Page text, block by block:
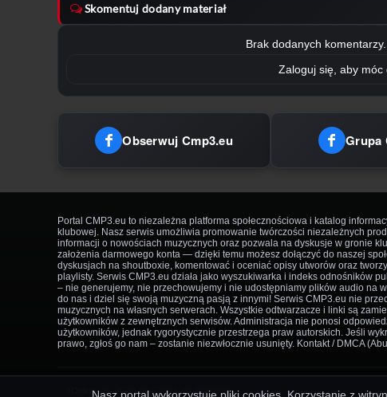
Skomentuj dodany materiał
Brak dodanych
Zaloguj się, aby móc
Obserwuj Cmp3.eu Grupa
Portal CMP3.eu to niezależna platforma społecznościowa i katalog
klubowej. Nasz serwis umożliwia promowanie twórczości niezależnych
informacji o nowościach muzycznych oraz pozwala na dyskusje w gronie
założenia darmowego konta — dzięki temu możesz dołączyć do naszej
dyskusjach na shoutboxie, komentować i oceniać opisy utworów oraz
playlisty. Serwis CMP3.eu działa jako wyszukiwarka i indeks odnośników
– nie generujemy, nie przechowujemy i nie udostępniamy plików audio na
do nas i dziel się swoją muzyczną pasją z innymi! Serwis CMP3.eu nie
muzycznych na własnych serwerach. Wszystkie odtwarzacze i linki są
użytkowników z zewnętrznych serwisów. Administracja nie ponosi
użytkowników, jednak rygorystycznie przestrzega praw autorskich. Jeśli
prawo, zgłoś go nam – zostanie niezwłocznie usunięty. Kontakt / DMCA
Online © 2026 by Cmp3.eu Firebeat·